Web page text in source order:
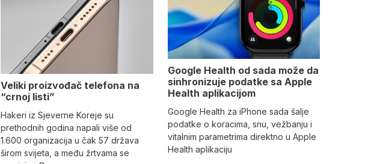
Veliki proizvođač telefona na
“crnoj listi”
Hakeri iz Sjeverne Koreje su
prethodnih godina napali više od
1.600 organizacija u čak 57 država
širom svijeta, a među žrtvama se
Google Health od sada može da
sinhronizuje podatke sa Apple
Health aplikacijom
Google Health za iPhone sada šalje
podatke o koracima, snu, vežbanju i
vitalnim parametrima direktno u Apple
Health aplikaciju